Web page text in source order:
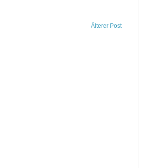
Älterer Post